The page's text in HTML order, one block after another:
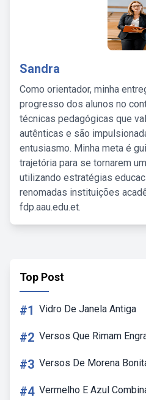
Sandra
Como orientador, minha
progresso dos alunos no
técnicas pedagógicas que
autênticas e são
entusiasmo. Minha meta é
trajetória para se tornarem
utilizando estratégias
renomadas instituições
fdp.aau.edu.et.
Top Post
#1 Vidro De Janela Antiga
#2 Versos Que Rimam
#3 Versos De Morena
#4 Vermelho E Azul